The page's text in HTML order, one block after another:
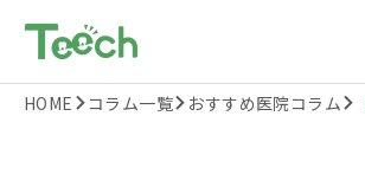
HOME コラム一覧 おすすめ医院コラム